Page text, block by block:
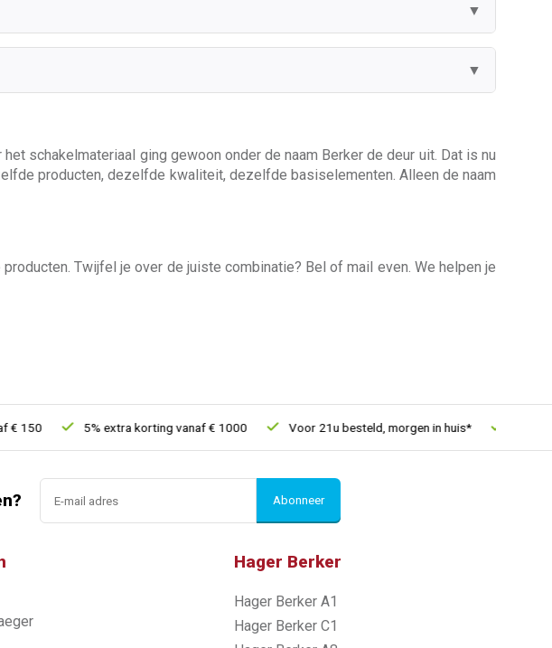
▼
▼
schakelmateriaal ging gewoon onder de naam Berker de deur uit. Dat is nu
producten, dezelfde kwaliteit, dezelfde basiselementen. Alleen de naam
Twijfel je over de juiste combinatie? Bel of mail even. We helpen je
5% extra korting vanaf € 1000 Voor 21u besteld, morgen in huis* 30 dagen
Abonneer
Hager Berker
Hager Berker A1
Hager Berker C1